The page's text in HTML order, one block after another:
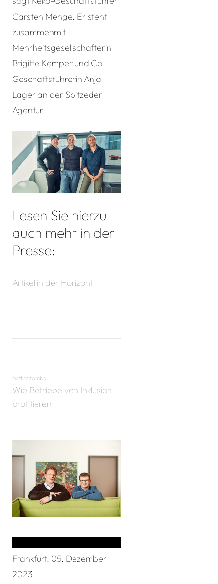
Carsten Menge. Er steht
zusammenmit
Mehrheitsgesellschafterin
Brigitte Kemper und Co-
Geschäftsführerin Anja
Lager an der Spitzeder
Agentur.
Lesen Sie hierzu
auch mehr in der
Presse:
Artikel in der Horizont
bettinatombs
Wie Betriebe von Inklusion
profitieren
Frankfurt, 05. Dezember
2023